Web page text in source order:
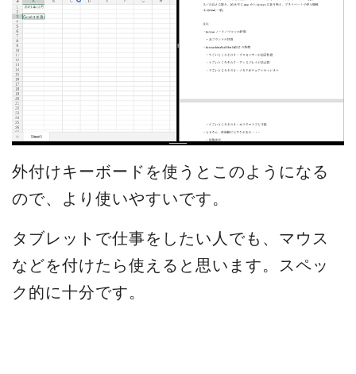
外付けキーボードを使うとこのようになる
ので、より使いやすいです。
タブレットで仕事をしたい人でも、マウス
などを付けたら使えると思います。スペッ
ク的に十分です。